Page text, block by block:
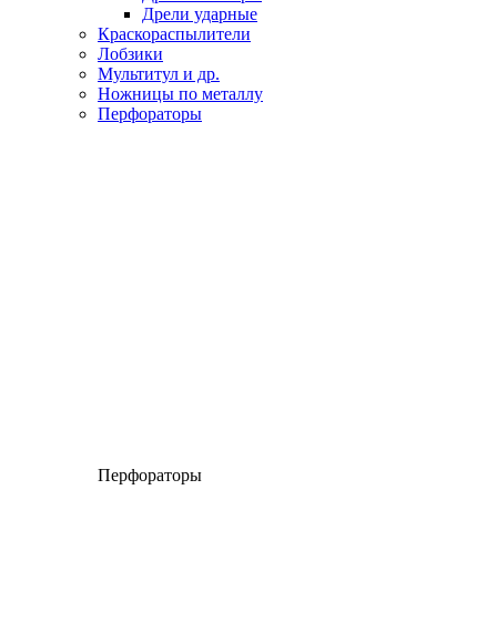
Дрели ударные
Краскораспылители
Лобзики
Мультитул и др.
Ножницы по металлу
Перфораторы
Перфораторы